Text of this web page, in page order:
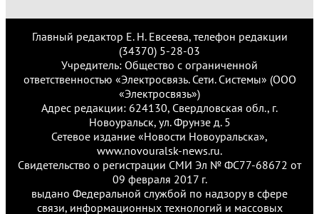
Главный редактор Е. Н. Евсеева, телефон редакции
(34370) 5-28-03
Учредитель: Общество с ограниченной
ответственностью «Электросвязь. Сети. Системы» (ООО
«Электросвязь»)
Адрес редакции: 624130, Свердловская обл., г.
Новоуральск, ул. Фрунзе д. 5
Сетевое издание «Новости Новоуральска»,
www.novouralsk-news.ru.
Свидетельство о регистрации СМИ Эл № ФС77-68672 от
09 февраля 2017 г.
выдано Федеральной службой по надзору в сфере
связи, информационных технологий и массовых